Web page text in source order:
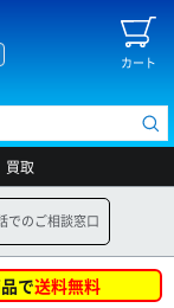
カート
買取
でのご相談窓口
で送料無料